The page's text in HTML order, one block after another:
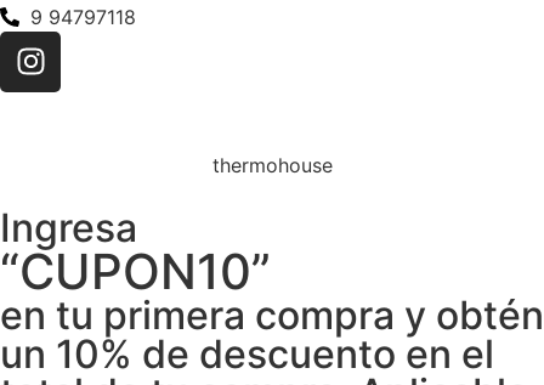
9 94797118
thermohouse
Ingresa
“CUPON10”
en tu primera compra y obtén
un 10% de descuento en el